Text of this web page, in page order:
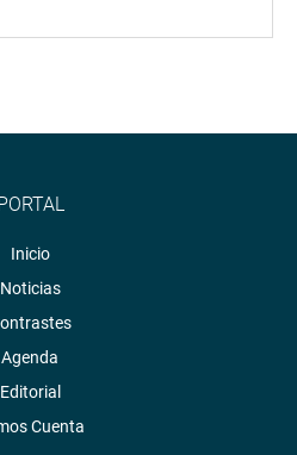
Inicio
Noticias
Agenda
Editorial
Cuenta